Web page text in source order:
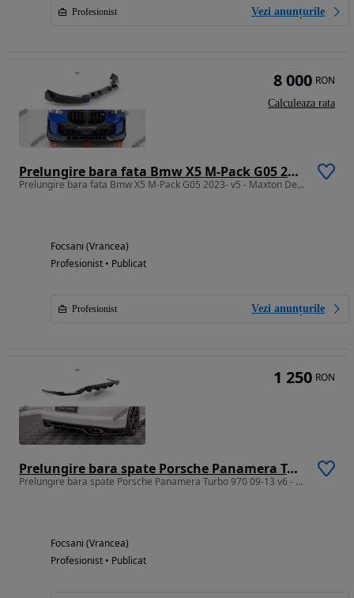
Profesionist Vezi anunțurile
Prelungire bara fata Bmw X5 M-Pack G05 2023- v5 - Maxton Design Carbon
Prelungire bara fata Bmw X5 M-Pack G05 2023- v5 - Maxton Design Carbon
Focsani (Vrancea)
Profesionist • Publicat
Profesionist Vezi anunțurile
8 000 RON
Calculeaza rata
Prelungire bara spate Porsche Panamera Turbo 970 09-13 v6 - Maxton
Prelungire bara spate Porsche Panamera Turbo 970 09-13 v6 - Maxton
Focsani (Vrancea)
Profesionist • Publicat
1 250 RON